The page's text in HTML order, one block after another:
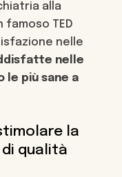
alla
famoso TED
nelle
nelle
le più sane a
la
qualità